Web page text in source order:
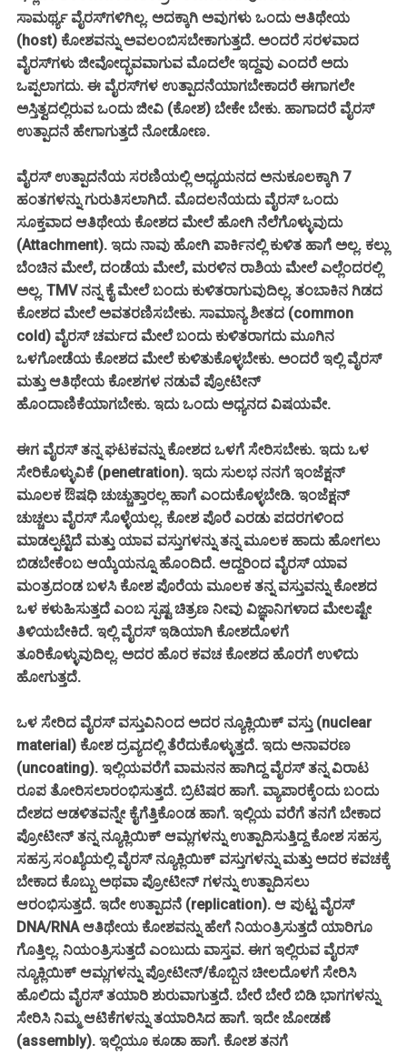
ಸಾಮರ್ಥ್ಯ ವೈರಸ್‌ಗಳಿಗಿಲ್ಲ. ಅದಕ್ಕಾಗಿ ಅವುಗಳು ಒಂದು ಆತಿಥೇಯ
(host) ಕೋಶವನ್ನು ಅವಲಂಬಿಸಬೇಕಾಗುತ್ತದೆ. ಅಂದರೆ ಸರಳವಾದ
ವೈರಸ್‌ಗಳು ಜೀವೋದ್ಭವವಾಗುವ ಮೊದಲೇ ಇದ್ದವು ಎಂದರೆ ಅದು
ಒಪ್ಪಲಾಗದು. ಈ ವೈರಸ್‌ಗಳ ಉತ್ಪಾದನೆಯಾಗಬೇಕಾದರೆ ಈಗಾಗಲೇ
ಅಸ್ತಿತ್ವದಲ್ಲಿರುವ ಒಂದು ಜೀವಿ (ಕೋಶ) ಬೇಕೇ ಬೇಕು. ಹಾಗಾದರೆ ವೈರಸ್
ಉತ್ಪಾದನೆ ಹೇಗಾಗುತ್ತದೆ ನೋಡೋಣ.
ವೈರಸ್ ಉತ್ಪಾದನೆಯ ಸರಣಿಯಲ್ಲಿ ಅಧ್ಯಯನದ ಅನುಕೂಲಕ್ಕಾಗಿ 7
ಹಂತಗಳನ್ನು ಗುರುತಿಸಲಾಗಿದೆ. ಮೊದಲನೆಯದು ವೈರಸ್ ಒಂದು
ಸೂಕ್ತವಾದ ಆತಿಥೇಯ ಕೋಶದ ಮೇಲೆ ಹೋಗಿ ನೆಲೆಗೊಳ್ಳುವುದು
(Attachment). ಇದು ನಾವು ಹೋಗಿ ಪಾರ್ಕಿನಲ್ಲಿ ಕುಳಿತ ಹಾಗೆ ಅಲ್ಲ. ಕಲ್ಲು
ಬೆಂಚಿನ ಮೇಲೆ, ದಂಡೆಯ ಮೇಲೆ, ಮರಳಿನ ರಾಶಿಯ ಮೇಲೆ ಎಲ್ಲೆಂದರಲ್ಲಿ
ಅಲ್ಲ. TMV ನನ್ನ ಕೈ ಮೇಲೆ ಬಂದು ಕುಳಿತರಾಗುವುದಿಲ್ಲ. ತಂಬಾಕಿನ ಗಿಡದ
ಕೋಶದ ಮೇಲೆ ಅವತರಣಿಸಬೇಕು. ಸಾಮಾನ್ಯ ಶೀತದ (common
cold) ವೈರಸ್ ಚರ್ಮದ ಮೇಲೆ ಬಂದು ಕುಳಿತರಾಗದು ಮೂಗಿನ
ಒಳಗೋಡೆಯ ಕೋಶದ ಮೇಲೆ ಕುಳಿತುಕೊಳ್ಳಬೇಕು. ಅಂದರೆ ಇಲ್ಲಿ ವೈರಸ್
ಮತ್ತು ಆತಿಥೇಯ ಕೋಶಗಳ ನಡುವೆ ಪ್ರೋಟೀನ್
ಹೊಂದಾಣಿಕೆಯಾಗಬೇಕು. ಇದು ಒಂದು ಅಧ್ಯನದ ವಿಷಯವೇ.
ಈಗ ವೈರಸ್ ತನ್ನ ಘಟಕವನ್ನು ಕೋಶದ ಒಳಗೆ ಸೇರಿಸಬೇಕು. ಇದು ಒಳ
ಸೇರಿಕೊಳ್ಳುವಿಕೆ (penetration). ಇದು ಸುಲಭ ನನಗೆ ಇಂಜೆಕ್ಷನ್
ಮೂಲಕ ಔಷಧಿ ಚುಚ್ಚುತ್ತಾರಲ್ಲ ಹಾಗೆ ಎಂದುಕೊಳ್ಳಬೇಡಿ. ಇಂಜೆಕ್ಷನ್
ಚುಚ್ಚಲು ವೈರಸ್ ಸೊಳ್ಳೆಯಲ್ಲ. ಕೋಶ ಪೊರೆ ಎರಡು ಪದರಗಳಿಂದ
ಮಾಡಲ್ಪಟ್ಟಿದೆ ಮತ್ತು ಯಾವ ವಸ್ತುಗಳನ್ನು ತನ್ನ ಮೂಲಕ ಹಾದು ಹೋಗಲು
ಬಿಡಬೇಕೆಂಬ ಆಯ್ಕೆಯನ್ನೂ ಹೊಂದಿದೆ. ಆದ್ದರಿಂದ ವೈರಸ್ ಯಾವ
ಮಂತ್ರದಂಡ ಬಳಸಿ ಕೋಶ ಪೊರೆಯ ಮೂಲಕ ತನ್ನ ವಸ್ತುವನ್ನು ಕೋಶದ
ಒಳ ಕಳುಹಿಸುತ್ತದೆ ಎಂಬ ಸ್ಪಷ್ಟ ಚಿತ್ರಣ ನೀವು ವಿಜ್ಞಾನಿಗಳಾದ ಮೇಲಷ್ಟೇ
ತಿಳಿಯಬೇಕಿದೆ. ಇಲ್ಲಿ ವೈರಸ್ ಇಡಿಯಾಗಿ ಕೋಶದೊಳಗೆ
ತೂರಿಕೊಳ್ಳುವುದಿಲ್ಲ. ಅದರ ಹೊರ ಕವಚ ಕೋಶದ ಹೊರಗೆ ಉಳಿದು
ಹೋಗುತ್ತದೆ.
ಒಳ ಸೇರಿದ ವೈರಸ್ ವಸ್ತುವಿನಿಂದ ಅದರ ನ್ಯೂಕ್ಲಿಯಿಕ್ ವಸ್ತು (nuclear
material) ಕೋಶ ದ್ರವ್ಯದಲ್ಲಿ ತೆರೆದುಕೊಳ್ಳುತ್ತದೆ. ಇದು ಅನಾವರಣ
(uncoating). ಇಲ್ಲಿಯವರೆಗೆ ವಾಮನನ ಹಾಗಿದ್ದ ವೈರಸ್ ತನ್ನ ವಿರಾಟ
ರೂಪ ತೋರಿಸಲಾರಂಭಿಸುತ್ತದೆ. ಬ್ರಿಟಿಷರ ಹಾಗೆ. ವ್ಯಾಪಾರಕ್ಕೆಂದು ಬಂದು
ದೇಶದ ಆಡಳಿತವನ್ನೇ ಕೈಗೆತ್ತಿಕೊಂಡ ಹಾಗೆ. ಇಲ್ಲಿಯ ವರೆಗೆ ತನಗೆ ಬೇಕಾದ
ಪ್ರೋಟೀನ್ ತನ್ನ ನ್ಯೂಕ್ಲಿಯಿಕ್ ಆಮ್ಲಗಳನ್ನು ಉತ್ಪಾದಿಸುತ್ತಿದ್ದ ಕೋಶ ಸಹಸ್ರ
ಸಹಸ್ರ ಸಂಖ್ಯೆಯಲ್ಲಿ ವೈರಸ್ ನ್ಯೂಕ್ಲಿಯಿಕ್ ವಸ್ತುಗಳನ್ನು ಮತ್ತು ಅದರ ಕವಚಕ್ಕೆ
ಬೇಕಾದ ಕೊಬ್ಬು ಅಥವಾ ಪ್ರೋಟೀನ್ ಗಳನ್ನು ಉತ್ಪಾದಿಸಲು
ಆರಂಭಿಸುತ್ತದೆ. ಇದೇ ಉತ್ಪಾದನೆ (replication). ಆ ಪುಟ್ಟ ವೈರಸ್
DNA/RNA ಆತಿಥೇಯ ಕೋಶವನ್ನು ಹೇಗೆ ನಿಯಂತ್ರಿಸುತ್ತದೆ ಯಾರಿಗೂ
ಗೊತ್ತಿಲ್ಲ. ನಿಯಂತ್ರಿಸುತ್ತದೆ ಎಂಬುದು ವಾಸ್ತವ. ಈಗ ಇಲ್ಲಿರುವ ವೈರಸ್
ನ್ಯೂಕ್ಲಿಯಿಕ್ ಆಮ್ಲಗಳನ್ನು ಪ್ರೋಟೀನ್/ಕೊಬ್ಬಿನ ಚೀಲದೊಳಗೆ ಸೇರಿಸಿ
ಹೊಲಿದು ವೈರಸ್ ತಯಾರಿ ಶುರುವಾಗುತ್ತದೆ. ಬೇರೆ ಬೇರೆ ಬಿಡಿ ಭಾಗಗಳನ್ನು
ಸೇರಿಸಿ ನಿಮ್ಮ ಆಟಿಕೆಗಳನ್ನು ತಯಾರಿಸಿದ ಹಾಗೆ. ಇದೇ ಜೋಡಣೆ
(assembly). ಇಲ್ಲಿಯೂ ಕೂಡಾ ಹಾಗೆ. ಕೋಶ ತನಗೆ